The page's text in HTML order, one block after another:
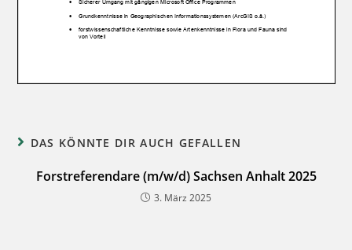
DAS KÖNNTE DIR AUCH GEFALLEN
Forstreferendare (m/w/d) Sachsen Anhalt 2025
3. März 2025